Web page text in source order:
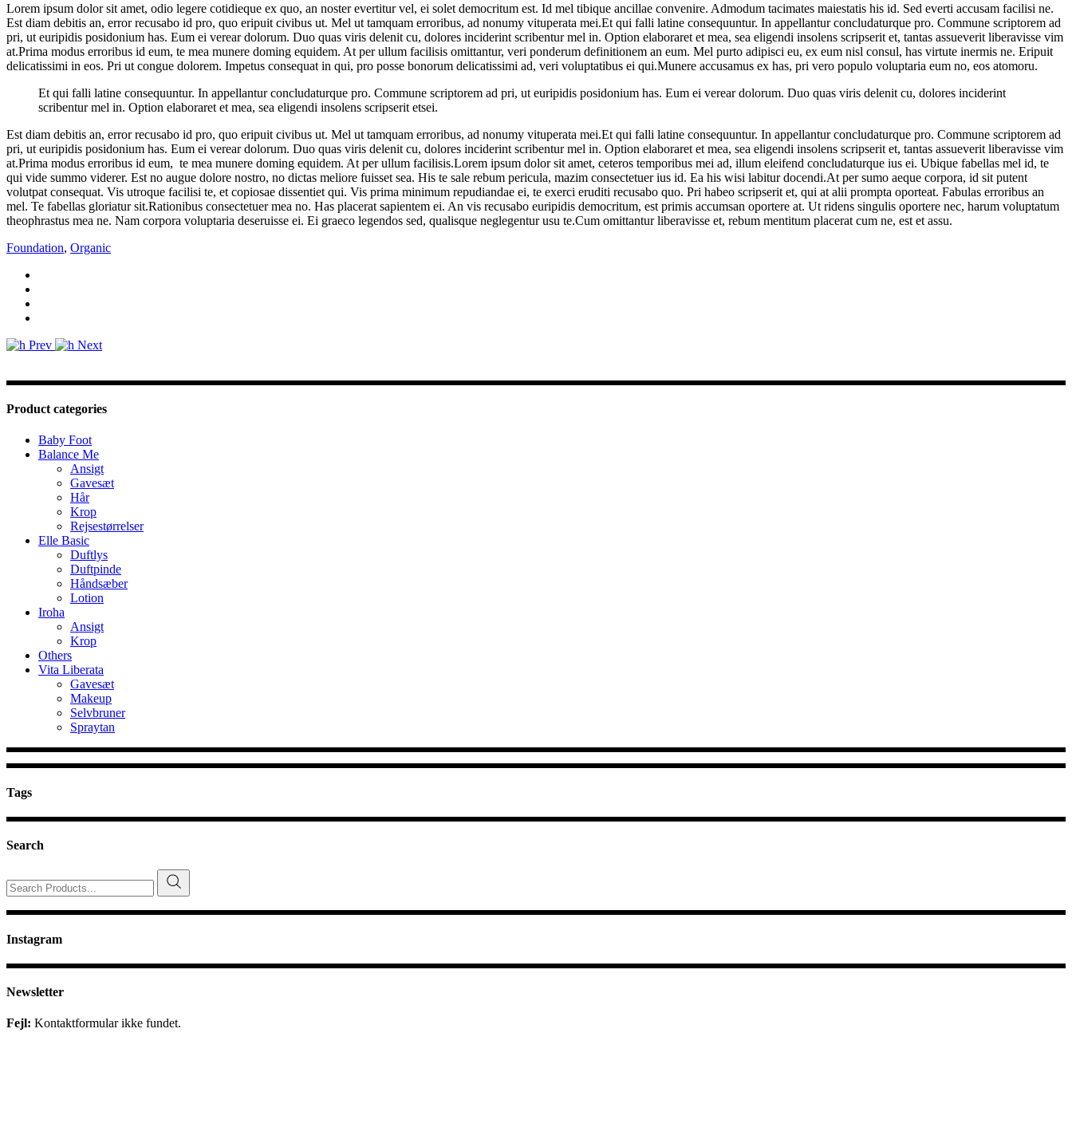
Lorem ipsum dolor sit amet, odio legere cotidieque ex quo, an noster evertitur vel, ei solet democritum est. Id mel tibique ancillae convenire. Admodum tacimates maiestatis his id. Sed everti accusam facilisi ne.
Est diam debitis an, error recusabo id pro, quo eripuit civibus ut. Mel ut tamquam erroribus, ad nonumy vituperata mei.Et qui falli latine consequuntur. In appellantur concludaturque pro. Commune scriptorem ad
pri, ut euripidis posidonium has. Eum ei verear dolorum. Duo quas viris delenit cu, dolores inciderint scribentur mel in. Option elaboraret et mea, sea eligendi insolens scripserit et, tantas assueverit liberavisse vim
at.Prima modus erroribus id eum, te mea munere doming equidem. At per ullum facilisis omittantur, veri ponderum definitionem an eum. Mel purto adipisci eu, ex eum nisl consul, has virtute inermis ne. Eripuit
delicatissimi in eos. Pri ut congue dolorem. Impetus consequat in qui, pro posse bonorum delicatissimi ad, veri voluptatibus ei qui.Munere accusamus ex has, pri vero populo voluptaria eum no, eos atomoru.
Et qui falli latine consequuntur. In appellantur concludaturque pro. Commune scriptorem ad pri, ut euripidis posidonium has. Eum ei verear dolorum. Duo quas viris delenit cu, dolores inciderint
scribentur mel in. Option elaboraret et mea, sea eligendi insolens scripserit etsei.
Est diam debitis an, error recusabo id pro, quo eripuit civibus ut. Mel ut tamquam erroribus, ad nonumy vituperata mei.Et qui falli latine consequuntur. In appellantur concludaturque pro. Commune scriptorem ad
pri, ut euripidis posidonium has. Eum ei verear dolorum. Duo quas viris delenit cu, dolores inciderint scribentur mel in. Option elaboraret et mea, sea eligendi insolens scripserit et, tantas assueverit liberavisse vim
at.Prima modus erroribus id eum, te mea munere doming equidem. At per ullum facilisis.Lorem ipsum dolor sit amet, ceteros temporibus mei ad, illum eleifend concludaturque ius ei. Ubique fabellas mel id, te
qui vide summo viderer. Est no augue dolore nostro, no dictas meliore fuisset sea. His te sale rebum pericula, mazim consectetuer ius id. Ea his wisi labitur docendi.At per sumo aeque corpora, id sit putent
volutpat consequat. Vis utroque facilisi te, et copiosae dissentiet qui. Vis prima minimum repudiandae ei, te exerci eruditi recusabo quo. Pri habeo scripserit et, qui at alii prompta oporteat. Fabulas erroribus an
mel. Te fabellas gloriatur sit.Rationibus consectetuer mea no. Has placerat sapientem ei. An vis recusabo euripidis democritum, est primis accumsan oportere at. Ut ridens singulis oportere nec, harum voluptatum
theophrastus mea ne. Nam corpora voluptaria deseruisse ei. Ei graeco legendos sed, qualisque neglegentur usu te.Cum omittantur liberavisse et, rebum mentitum placerat cum ne, est et assu.
Foundation, Organic
Prev Next
Product categories
Baby Foot
Balance Me
Ansigt
Gavesæt
Hår
Krop
Rejsestørrelser
Elle Basic
Duftlys
Duftpinde
Håndsæber
Lotion
Iroha
Ansigt
Krop
Others
Vita Liberata
Gavesæt
Makeup
Selvbruner
Spraytan
Tags
Search
for:
Instagram
Newsletter
Fejl: Kontaktformular ikke fundet.